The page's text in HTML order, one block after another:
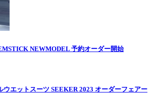
NEWMODEL 予約オーダー開始
ウエットスーツ SEEKER 2023 オーダーフェアー